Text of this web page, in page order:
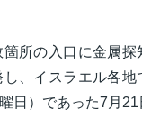
所の入口に金属探
、イスラエル各地
日）であった7月